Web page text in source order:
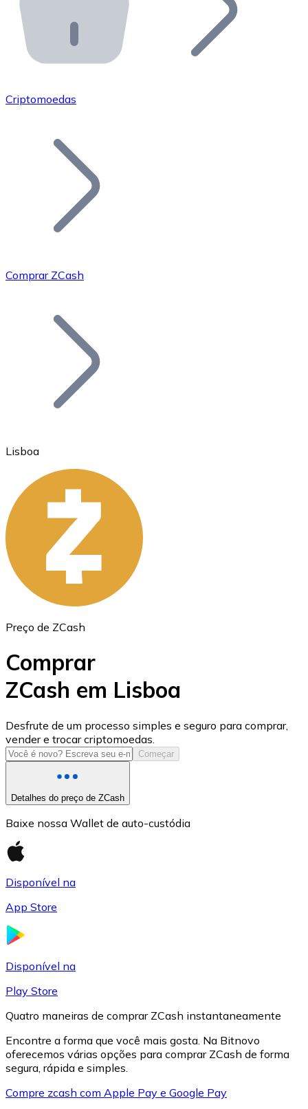
API Bitnovo
Integre nossa API no seu ecossistema.
Junte-se à nossa rede de revendedores e comercialize
Adicione o token do seu projeto ao nosso serviço de
Bitcoin
Ethereum
ETH
USD Coin
USDC
Criptomoedas
Comprar ZCash
Lisboa
Preço de ZCash
Comprar
ZCash em Lisboa
Desfrute de um processo simples e seguro para comprar,
vender e trocar criptomoedas.
Começar
Detalhes do preço de ZCash
Baixe nossa Wallet de auto-custódia
Disponível na
App Store
Disponível na
Play Store
Quatro maneiras de comprar ZCash instantaneamente
Encontre a forma que você mais gosta. Na Bitnovo
oferecemos várias opções para comprar ZCash de forma
segura, rápida e simples.
Compre zcash com Apple Pay e Google Pay